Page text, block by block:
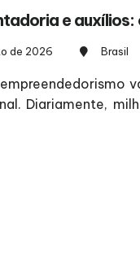
e auxílios:
de 2026 Brasil
Diariamente,